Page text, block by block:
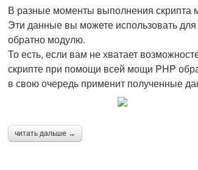
В разные моменты выполнения скрипта
Эти данные вы можете использовать
обратно модулю.
То есть, если вам не хватает
скрипте при помощи всей мощи PHP
в свою очередь применит полученные
читать дальше →